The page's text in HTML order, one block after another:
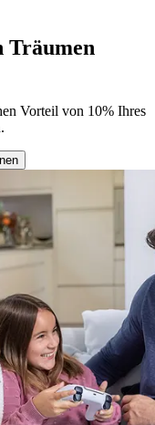
Träumen
Vorteil von 10% Ihres